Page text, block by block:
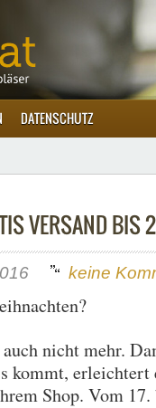
DATENSCHUTZ
VERSAND BIS
keine
nicht mehr.
kommt, erleichtert
Shop. Vom